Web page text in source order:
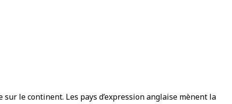
le continent. Les pays d’expression anglaise mènent la